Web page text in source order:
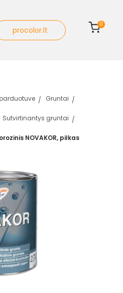
procolor.lt
0
Gruntai
Sutvirtinantys gruntai
NOVAKOR, pilkas